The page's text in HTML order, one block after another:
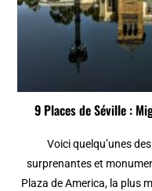
9 Places de Séville :
Voici quelqu’unes
surprenantes et
Plaza de America, la plus